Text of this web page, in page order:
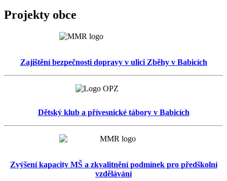
Projekty obce
Zajištění bezpečnosti dopravy v ulici Zběhy v Babicích
Dětský klub a přívesnické tábory v Babicích
Zvýšení kapacity MŠ a zkvalitnění podmínek pro předškolní
vzdělávání